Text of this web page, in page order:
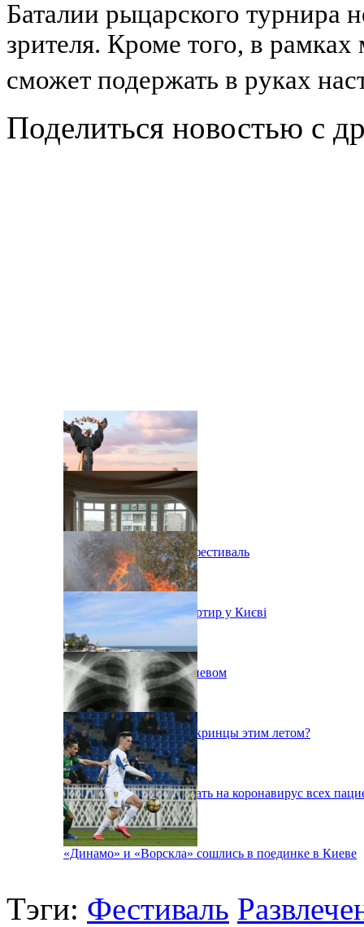
Баталии рыцарского турнира
зрителя. Кроме того, в
сможет подержать в руках
Поделиться новостью с
В Киеве состоится эко-фестиваль
Ситуація з орендою квартир у Києві
Пожар на свалке под Киевом
Куда поедут отдыхать укринцы этим летом?
В Киеве будут тестировать на коронавирус всех
«Динамо» и «Ворскла» сошлись в поединке в Киеве
Тэги: Фестиваль